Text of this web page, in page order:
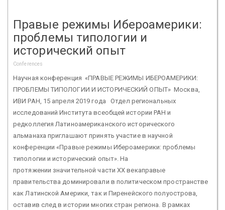
Правые режимы Ибероамерики:
проблемы типологии и
исторический опыт
Conferences
Научная конференция «ПРАВЫЕ РЕЖИМЫ ИБЕРОАМЕРИКИ:
ПРОБЛЕМЫ ТИПОЛОГИИ И ИСТОРИЧЕСКИЙ ОПЫТ» Москва,
ИВИ РАН, 15 апреля 2019 года Отдел региональных
исследований Института всеобщей истории РАН и
редколлегия Латиноамериканского исторического
альманаха приглашают принять участие в научной
конференции «Правые режимы Ибероамерики: проблемы
типологии и исторический опыт». На
протяжении значительной части ХХ векаправые
правительства доминировали в политическом пространстве
как Латинской Америки, так и Пиренейского полуострова,
оставив след в истории многих стран региона. В рамках